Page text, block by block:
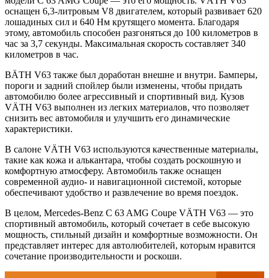
оснащен 6,3-литровым V8 двигателем, который развивает 620
лошадиных сил и 640 Нм крутящего момента. Благодаря
этому, автомобиль способен разгоняться до 100 километров в
час за 3,7 секунды. Максимальная скорость составляет 340
километров в час.
ВÄTH V63 также был доработан внешне и внутри. Бамперы,
пороги и задний спойлер были изменены, чтобы придать
автомобилю более агрессивный и спортивный вид. Кузов
VÄTH V63 выполнен из легких материалов, что позволяет
снизить вес автомобиля и улучшить его динамические
характеристики.
В салоне VÄTH V63 используются качественные материалы,
такие как кожа и алькантара, чтобы создать роскошную и
комфортную атмосферу. Автомобиль также оснащен
современной аудио- и навигационной системой, которые
обеспечивают удобство и развлечение во время поездок.
В целом, Mercedes-Benz C 63 AMG Coupe VÄTH V63 — это
спортивный автомобиль, который сочетает в себе высокую
мощность, стильный дизайн и комфортные возможности. Он
представляет интерес для автолюбителей, которым нравится
сочетание производительности и роскоши.